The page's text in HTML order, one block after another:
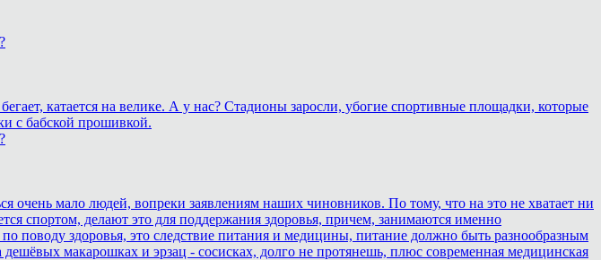
катается на велике. А у нас? Стадионы заросли, убогие спортивные площадки, которые
с бабской прошивкой.
очень мало людей, вопреки заявлениям наших чиновников. По тому, что на это не хватает ни
спортом, делают это для поддержания здоровья, причем, занимаются именно
поводу здоровья, это следствие питания и медицины, питание должно быть разнообразным
макарошках и эрзац - сосисках, долго не протянешь, плюс современная медицинская